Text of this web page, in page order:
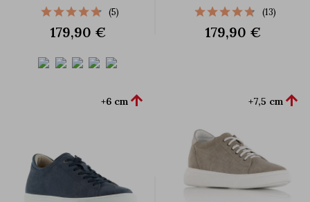
(5)
179,90 €
(13)
179,90 €
+6 cm  +7,5 cm 